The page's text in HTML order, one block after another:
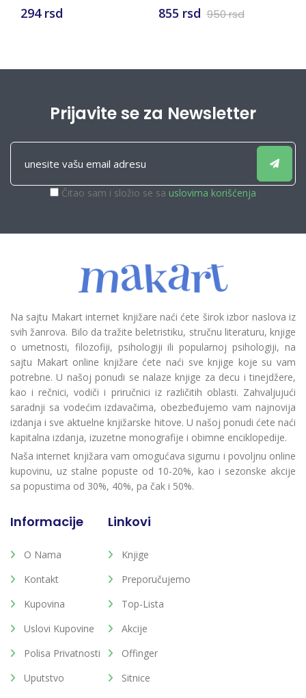
855 rsd 1.431 rsd
Prijavite se za Newsletter
Čitao sam i složio se sa uslovima korišćenja
Na sajtu Makart internet knjižare naći ćete širok izbor naslova iz
svih žanrova. Bilo da tražite beletristiku, stručnu literaturu, knjige
o umetnosti, filozofiji, psihologiji ili popularnoj psihologiji, na
sajtu Makart online knjižare ćete naći sve knjige koje su vam
potrebne. U našoj ponudi se nalaze knjige za decu i tinejdžere,
kao i rečnici, vodiči i priručnici iz različitih oblasti. Zahvaljujući
saradnji sa vodećim izdavačima, obezbeđujemo vam najnovija
izdanja i sve aktuelne knjižarske hitove. U našoj ponudi ćete naći
kapitalna izdanja, izuzetne monografije i obimne enciklopedije.
Naša internet knjižara vam omogućava sigurnu i povoljnu online
kupovinu, uz stalne popuste od 10-20%, kao i sezonske akcije
sa popustima od 30%, 40%, pa čak i 50%.
Informacije
O Nama
Kontakt
Kupovina
Uslovi Kupovine
Polisa Privatnosti
Uputstvo
Linkovi
Knjige
Preporučujemo
Top-Lista
Akcije
Offinger
Sitnice